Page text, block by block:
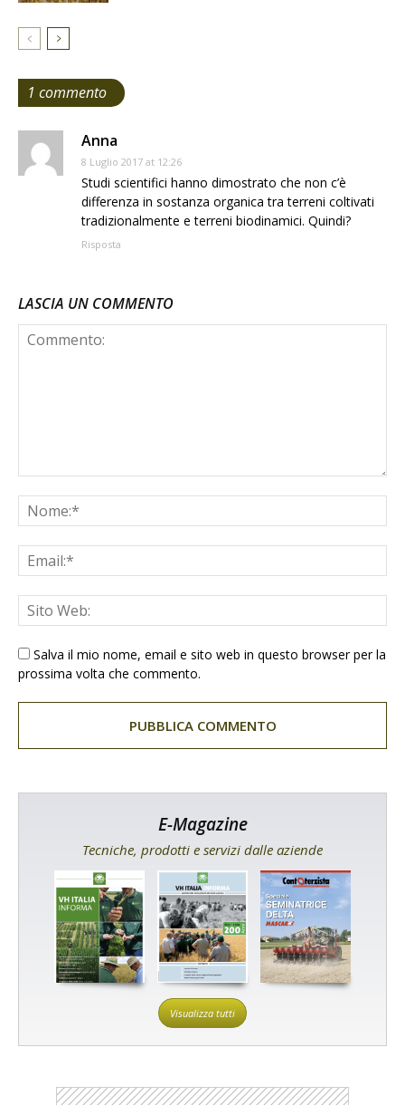
1 commento
Anna
8 Luglio 2017 at 12:26
Studi scientifici hanno dimostrato che non c’è
differenza in sostanza organica tra terreni coltivati
tradizionalmente e terreni biodinamici. Quindi?
Risposta
LASCIA UN COMMENTO
Salva il mio nome, email e sito web in questo browser per la
prossima volta che commento.
E-Magazine
Tecniche, prodotti e servizi dalle aziende
Visualizza tutti